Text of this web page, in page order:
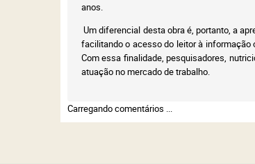
anos.
Um diferencial desta obra é, portanto, a
facilitando o acesso do leitor à informação
Com essa finalidade, pesquisadores,
atuação no mercado de trabalho.
Carregando comentários ...